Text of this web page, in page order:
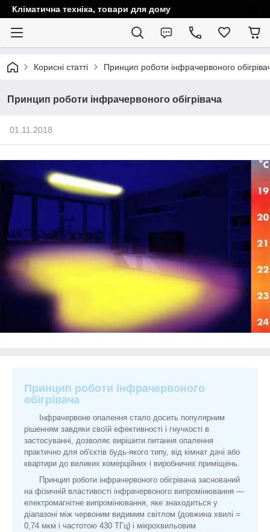
Кліматична техніка, товари для дому
Корисні статті Принцип роботи інфрачервоного
Принцип роботи інфрачервоного обігрівача
01.11.2018
Принцип роботи інфрачервоного
обігрівача
Інфрачервоне опалення стало досить популярним
рішенням завдяки своїй ефективності і гнучкості в
застосуванні, дозволяє вирішити питання опалення
практично для об'єктів будь-якого типу, від кімнат дачі або
квартири до великих комерційних і виробничих приміщень.
Принцип роботи інфрачервоного обігрівача заснований
на фізичній властивості інфрачервоного випромінювання —
електромагнітне випромінювання, яке знаходиться у
діапазоні між червоним видимим світлом (довжина хвилі =
0,74 мкм і частотою 430 ТГц) і мікрохвильовим